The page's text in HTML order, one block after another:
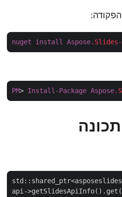
nuget install Aspose
PM > Install-Package Aspose
api-